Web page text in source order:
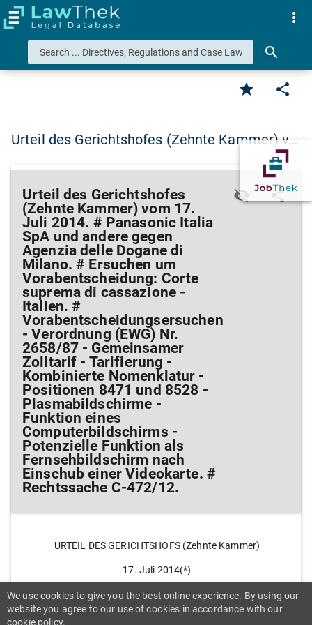
search
more_vert
star share
Urteil des Gerichtshofes (Zehnte Kammer) v…
Urteil des Gerichtshofes
(Zehnte Kammer) vom 17.
Juli 2014. # Panasonic Italia
SpA und andere gegen
Agenzia delle Dogane di
Milano. # Ersuchen um
Vorabentscheidung: Corte
suprema di cassazione -
Italien. #
Vorabentscheidungsersuchen
- Verordnung (EWG) Nr.
2658/87 - Gemeinsamer
Zolltarif - Tarifierung -
Kombinierte Nomenklatur -
Positionen 8471 und 8528 -
Plasmabildschirme -
Funktion eines
Computerbildschirms -
Potenzielle Funktion als
Fernsehbildschirm nach
Einschub einer Videokarte. #
Rechtssache C-472/12.
visibility_off share
URTEIL DES GERICHTSHOFS (Zehnte Kammer)
17. Juli 2014(*)
„Vorabentscheidungsersuchen – Verordnung
We use cookies to give you the best online experience. By using our
website you agree to our use of cookies in accordance with our
cookie policy.